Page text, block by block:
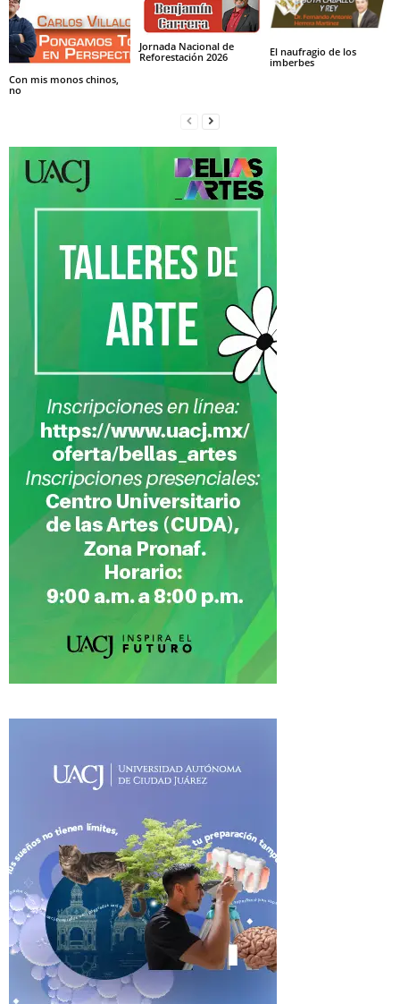
Con mis monos chinos,
no
Jornada Nacional de
Reforestación 2026
El naufragio de los
imberbes